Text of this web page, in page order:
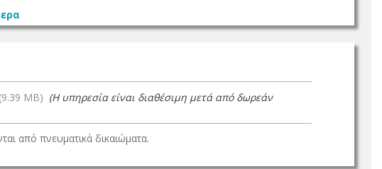
MB) (Η υπηρεσία είναι διαθέσιμη μετά από δωρεάν
από πνευματικά δικαιώματα.